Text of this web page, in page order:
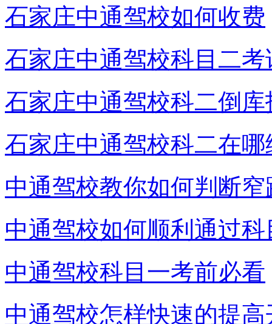
石家庄中通驾校如何收费
石家庄中通驾校科目二考
石家庄中通驾校科二倒库
石家庄中通驾校科二在哪
中通驾校教你如何判断
中通驾校如何顺利通过
中通驾校科目一考前必看
中通驾校怎样快速的提